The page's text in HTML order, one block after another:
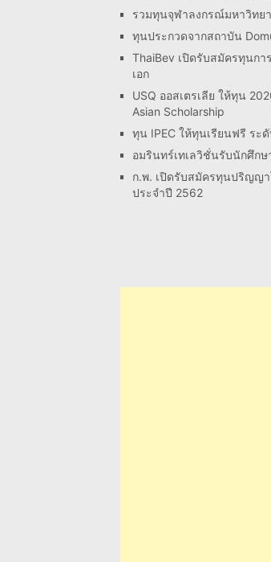
รวมทุนจุฬาลงกรณ์มหาวิทย
ทุนประกวดจากสถาบัน
ThaiBev เปิดรับสมัครทุนก
เอก
USQ ออสเตรเลีย ให้ทุน
Asian Scholarship
ทุน IPEC ให้ทุนเรียนฟรี ระ
อมรินทร์เทเลวิชั่นรับนักศึกษ
ก.พ. เปิดรับสมัครทุนปริญญา
ประจำปี 2562